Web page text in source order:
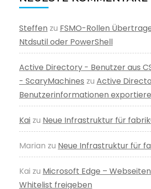
Steffen zu FSMO-Rollen
Ntdsutil oder PowerShell
Active Directory - Benutzer aus
- ScaryMachines zu Active
Benutzerinformationen
Kai zu Neue Infrastruktur für
Marian zu Neue Infrastruktur für
Kai zu Microsoft Edge –
Whitelist freigeben